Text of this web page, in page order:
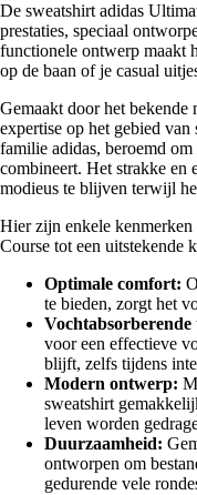
De sweatshirt adidas
prestaties, speciaal
functionele ontwerp maakt
op de baan of je casual
Gemaakt door het bekende
expertise op het gebied
familie adidas, beroemd
combineert. Het strakke en
modieus te blijven terwijl
Hier zijn enkele
Course tot een uitstekende
Optimale comfort:
te bieden, zorgt het
Vochtabsorberende
voor een effectieve
blijft, zelfs tijdens
Modern ontwerp:
sweatshirt
leven worden
Duurzaamheid:
ontworpen om
gedurende vele